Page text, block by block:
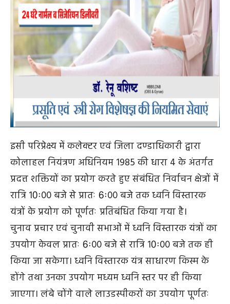
इसी परिप्रेक्ष्य में कलेक्टर एवं जिला दण्डाधिकारी द्वारा
कोलाहल नियंत्रण अधिनियम 1985 की धारा 4 के अंतर्गत
प्रदत्त शक्तियों का प्रयोग करते हुए संबंधित निर्वाचन क्षेत्रों में
रात्रि 10ः00 बजे से प्रातः 6ः00 बजे तक ध्वनि विस्तारक
यंत्रों के प्रयोग को पूर्णतः प्रतिबंधित किया गया है।
चुनाव प्रचार एवं चुनावी सभाओं में ध्वनि विस्तारक यंत्रों का
उपयोग केवल प्रातः 6ः00 बजे से रात्रि 10ः00 बजे तक ही
किया जा सकेगा। ध्वनि विस्तारक यंत्र साधारण किस्म के
होंगे तथा उनका उपयोग मध्यम ध्वनि स्तर पर ही किया